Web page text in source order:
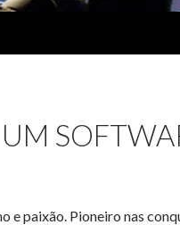
e paixão. Pioneiro nas